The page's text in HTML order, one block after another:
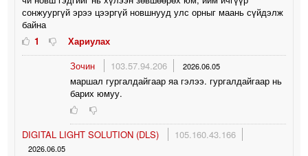
сонжуургүй эрээ цээргүй новшнууд улс орныг маань сүйдэлж
байна
1
Хариулах
Зочин
103.57.94.206 2026.06.05
маршал гургалдайгаар яа гэлээ. гургалдайгаар нь
барих юмуу.
DIGITAL LIGHT SOLUTION (DLS) 105.160.43.166
2026.06.05